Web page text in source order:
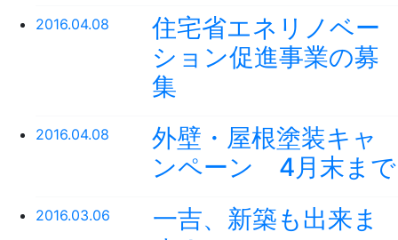
2016.04.08
住宅省エネリノベー
ション促進事業の募
集
2016.04.08
外壁・屋根塗装キャ
ンペーン 4月末まで
2016.03.06
一吉、新築も出来ま